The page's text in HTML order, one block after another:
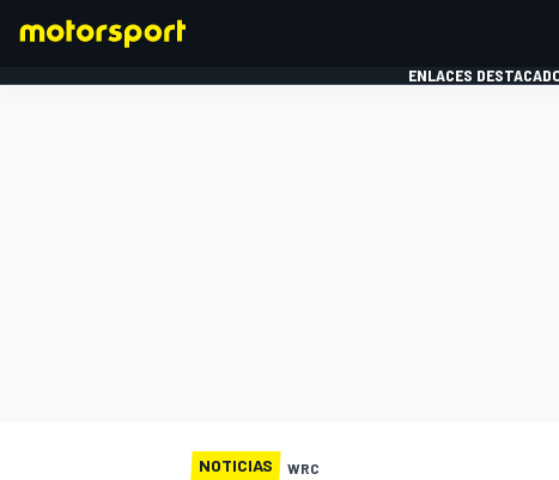
ENLACES
NOTICIAS WRC